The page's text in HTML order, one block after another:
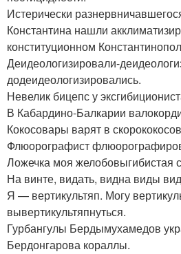
Истерически
Константина нашли
конституционном
Деидеологизировали-
додеидеологизировались.
Невелик бицепс у
В Кабардино-Балкарии
Кокосовары варят в
Флюорографист
Ложечка моя желобовыгибистая
На винте, видать, видна виды
Я — вертикультяп. Могу
вывертикультяпнуться.
Гурбангулы Бердымухамедов
Бердонгарова кораллы.